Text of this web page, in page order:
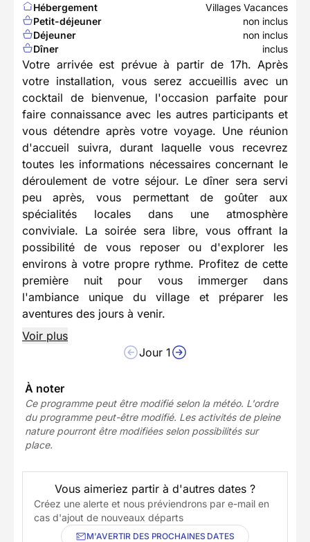
Hébergement
Villages Vacances
Petit-déjeuner
non inclus
Déjeuner
non inclus
Dîner
inclus
Votre arrivée est prévue à partir de 17h. Après
votre installation, vous serez accueillis avec un
cocktail de bienvenue, l'occasion parfaite pour
faire connaissance avec les autres participants et
vous détendre après votre voyage. Une réunion
d'accueil suivra, durant laquelle vous recevrez
toutes les informations nécessaires concernant le
déroulement de votre séjour. Le dîner sera servi
peu après, vous permettant de goûter aux
spécialités locales dans une atmosphère
conviviale. La soirée sera libre, vous offrant la
possibilité de vous reposer ou d'explorer les
environs à votre propre rythme. Profitez de cette
première nuit pour vous immerger dans
l'ambiance unique du village et préparer les
aventures des jours à venir.
Voir plus
Jour 1
À noter
Ce programme peut être modifié selon la météo. L'ordre
du programme peut-être modifié. Les activités de pleine
nature pourront être modifiées selon possibilités sur
place.
Vous aimeriez partir à d'autres dates ?
Créez une alerte et nous préviendrons par e-mail en
cas d'ajout de nouveaux départs
M'AVERTIR DES PROCHAINES DATES